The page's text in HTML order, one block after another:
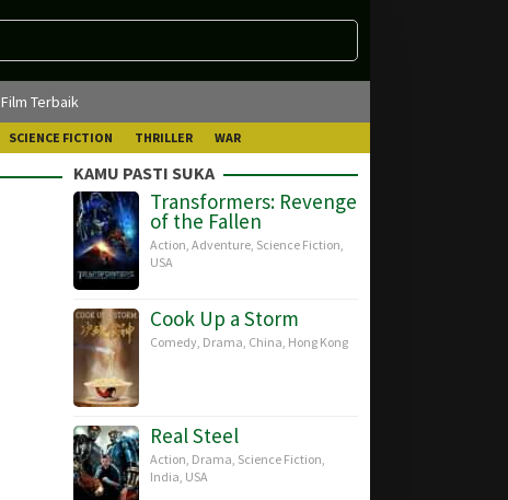
Film Terbaik
SCIENCE FICTION THRILLER WAR
KAMU PASTI SUKA
Transformers: Revenge
of the Fallen
Action, Adventure, Science Fiction,
USA
Cook Up a Storm
Comedy, Drama, China, Hong Kong
Real Steel
Action, Drama, Science Fiction,
India, USA